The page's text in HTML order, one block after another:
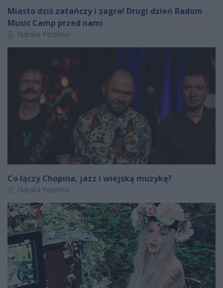
Miasto dziś zatańczy i zagra! Drugi dzień Radom
Music Camp przed nami
Autor artykułu:
Natalia Pętelska
Co łączy Chopina, jazz i wiejską muzykę?
Autor artykułu:
Natalia Pętelska